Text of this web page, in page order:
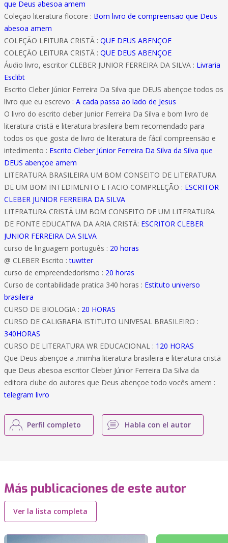
que Deus abesoa amem
Coleção literatura flocore : Bom livro de compreensão que Deus
abesoa amem
COLEÇÃO LEITURA CRISTÃ : QUE DEUS ABENÇOE
COLEÇÃO LEITURA CRISTÃ : QUE DEUS ABENÇOE
Áudio livro, escritor CLEBER JUNIOR FERREIRA DA SILVA : Livraria
Esclibt
Escrito Cleber Júnior Ferreira Da Silva que DEUS abençoe todos os
livro que eu escrevo : A cada passa ao lado de Jesus
O livro do escrito cleber Junior Ferreira Da Silva e bom livro de
literatura cristã e literatura brasileira bem recomendado para
todos os que gosta de livro de literatura de fácil compreensão e
intedimento : Escrito Cleber Júnior Ferreira Da Silva da Silva que
DEUS abençoe amem
LITERATURA BRASILEIRA UM BOM CONSEITO DE LITERATURA
DE UM BOM INTEDIMENTO E FACIO COMPREEÇÃO : ESCRITOR
CLEBER JUNIOR FERREIRA DA SILVA
LITERATURA CRISTÃ UM BOM CONSEITO DE UM LITERATURA
DE FONTE EDUCATIVA DA ARIA CRISTÃ: ESCRITOR CLEBER
JUNIOR FERREIRA DA SILVA
curso de linguagem português : 20 horas
@ CLEBER Escrito :tuwtter
curso de empreendedorismo : 20 horas
Curso de contabilidade pratica 340 horas : Estituto universo
brasileira
CURSO DE BIOLOGIA : 20 HORAS
CURSO DE CALIGRAFIA ISTITUTO UNIVESAL BRASILEIRO :
340HORAS
CURSO DE LITERATURA WR EDUCACIONAL : 120 HORAS
Que Deus abençoe a .mimha literatura brasileira e literatura cristã
que Deus abesoa escritor Cleber Júnior Ferreira Da Silva da
editora clube do autores que Deus abençoe todo vocês amem :
telegram livro
Perfil completo Habla con el autor
Más publicaciones de este autor
Ver la lista completa